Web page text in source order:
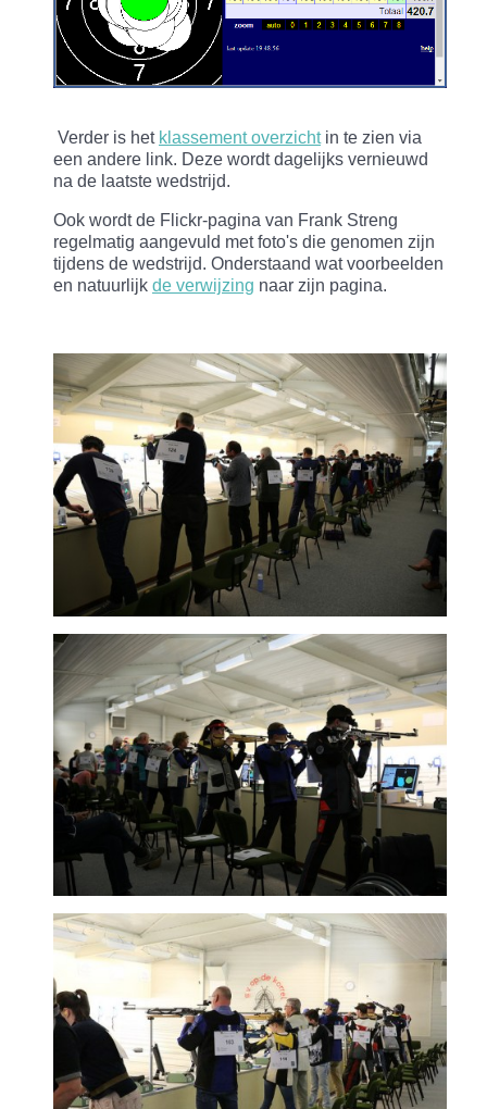
Verder is het klassement overzichtin te zien via
een andere link. Deze wordt dagelijks vernieuwd
na de laatste wedstrijd.
Ook wordt de Flickr-pagina van Frank Streng
regelmatig aangevuld met foto's die genomen zijn
tijdens de wedstrijd. Onderstaand wat voorbeelden
en natuurlijk de verwijzing naar zijn pagina.